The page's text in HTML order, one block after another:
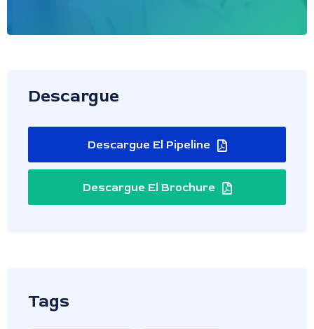
Descargue
Descargue El Pipeline
Descargue El Brochure
Tags